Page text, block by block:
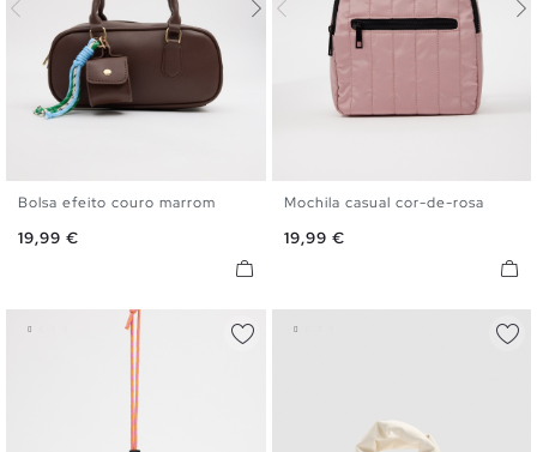
Bolsa efeito couro marrom
Preço
19,99 €
Mochila casual cor-de-rosa
Preço
19,99 €